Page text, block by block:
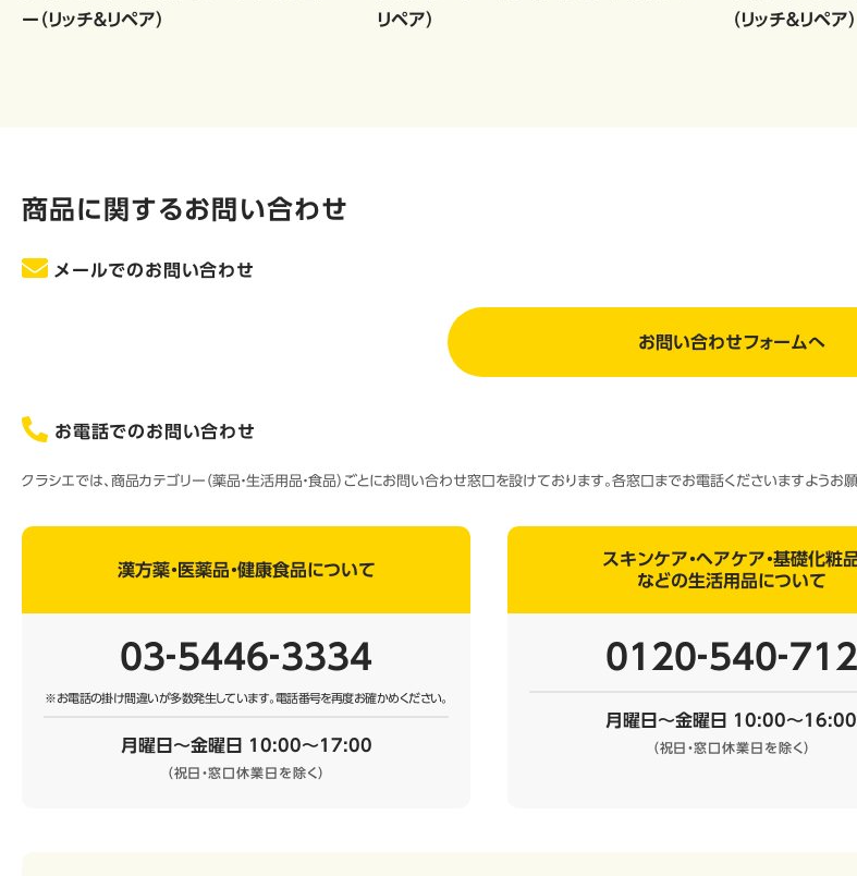
ー（リッチ＆リペア）
リペア）
（リッチ＆リペア）
商品に関するお問い合わせ
メールでのお問い合わせ
お問い合わせフォームへ
お電話でのお問い合わせ
クラシエでは、商品カテゴリー（薬品・生活用品・食品）ごとにお問い合わせ窓口を設けております。各窓口までお電話くださいますようお
漢方薬・医薬品・健康食品について
03‐5446‐3334
※お電話の掛け間違いが多数発生しています。電話番号を再度お確かめください。
月曜日～金曜日 10:00～17:00
（祝日・窓口休業日を除く）
スキンケア・ヘアケア・基礎化粧
などの生活用品について
0120‐540‐712
月曜日～金曜日 10:00～16:00
（祝日・窓口休業日を除く）